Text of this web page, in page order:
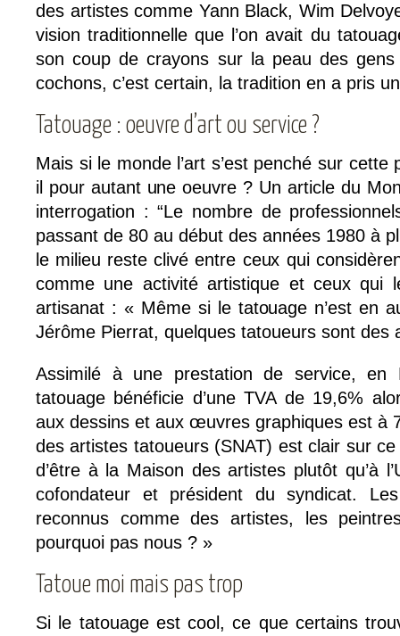
des artistes comme Yann Black, Wim
vision traditionnelle que l’on avait du
son coup de crayons sur la peau des
cochons, c’est certain, la tradition en a pris
Tatouage : oeuvre d’art ou service ?
Mais si le monde l’art s’est penché sur
il pour autant une oeuvre ? Un article du
interrogation : “Le nombre de
passant de 80 au début des années 1980 à
le milieu reste clivé entre ceux qui
comme une activité artistique et ceux qui
artisanat : « Même si le tatouage n’est en
Jérôme Pierrat, quelques tatoueurs sont des
Assimilé à une prestation de service,
tatouage bénéficie d’une TVA de 19,6%
aux dessins et aux œuvres graphiques est à
des artistes tatoueurs (SNAT) est clair sur
d’être à la Maison des artistes plutôt qu’à
cofondateur et président du syndicat.
reconnus comme des artistes, les
pourquoi pas nous ? »
Tatoue moi mais pas trop
Si le tatouage est cool, ce que certains